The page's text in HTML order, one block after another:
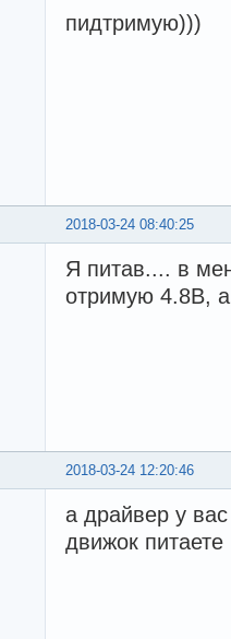
пидтримую)))
2018-03-24 08:40:25
Я питав.... в
отримую 4.8В, а
2018-03-24 12:20:46
а драйвер у
движок питаете